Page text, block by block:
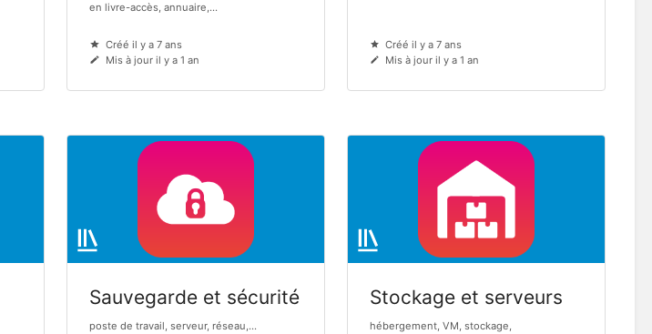
en livre-accès, annuaire,...
Créé il y a 7 ans
Mis à jour il y a 1 an
Créé il y a 7 ans
Mis à jour il y a 1 an
Sauvegarde et sécurité
poste de travail, serveur, réseau,...
Stockage et serveurs
hébergement, VM, stockage,